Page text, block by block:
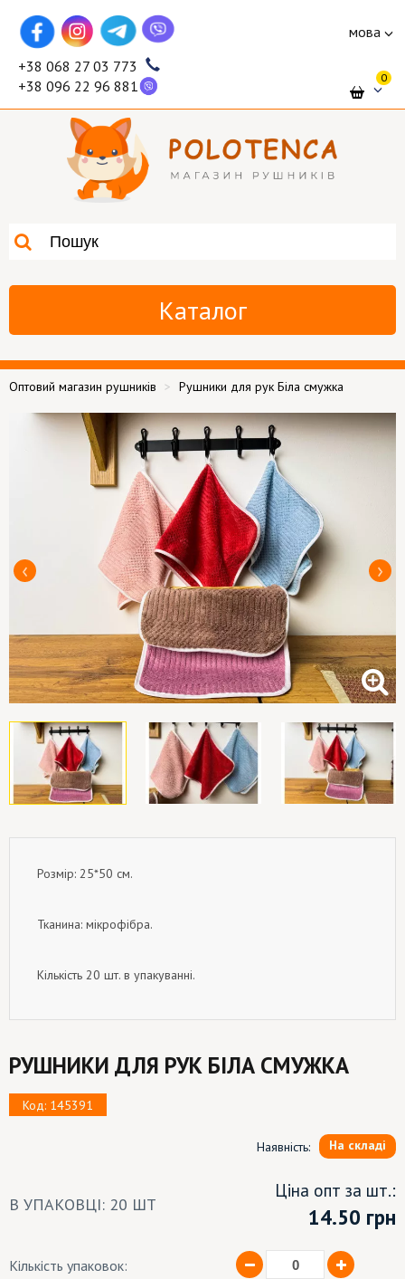
мова
+38 068 27 03 773
+38 096 22 96 881
0
Каталог
Оптовий магазин рушників Рушники для рук Біла смужка
Розмір: 25*50 см.
Тканина: мікрофібра.
Кількість 20 шт. в упакуванні.
РУШНИКИ ДЛЯ РУК БІЛА СМУЖКА
Код: 145391
Наявність: На складі
В УПАКОВЦІ: 20 ШТ
Ціна опт за шт.:
14.50 грн
Кількість упаковок: